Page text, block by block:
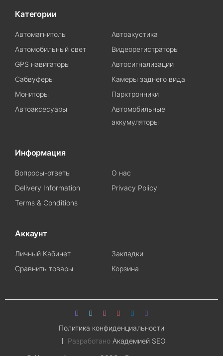
Категории
Автомагнитолы
Автоакустика
Автомобильный свет
Видеорегистраторы
GPS навигаторы
Автосигнализации
Сабвуферы
Камеры заднего вида
Мониторы
Парктронники
Автоаксесуары
Автомобильные
аккумуляторы
Информация
Вопросы-ответы
О нас
Delivery Information
Privacy Policy
Terms & Conditions
Аккаунт
Личный Кабинет
Закладки
Сравнить товары
Корзина
Политика конфиденциальности
Разработано Академией SEO